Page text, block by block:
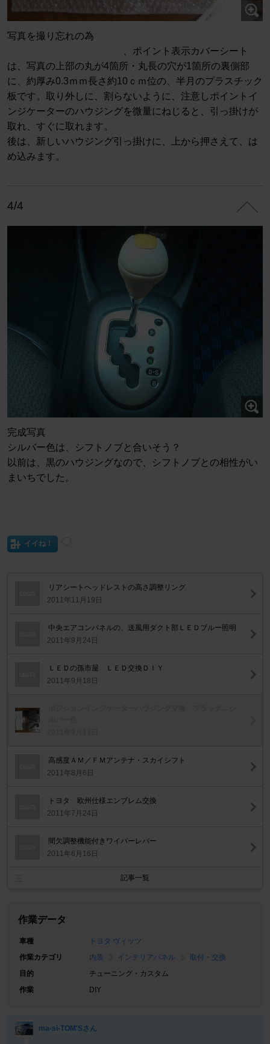
写真を撮り忘れの為
、ポイント表示カバーシート
は、写真の上部の丸が4箇所・丸長の穴が1箇所の裏側部
に、約厚み0.3ｍｍ長さ約10ｃｍ位の、半月のプラスチック
板です。取り外しに、割らないように、注意しポイントイ
ンジケーターのハウジングを微量にねじると、引っ掛けが
取れ、すぐに取れます。
後は、新しいハウジング引っ掛けに、上から押さえて、は
め込みます。
4/4
完成写真
シルバー色は、シフトノブと合いそう？
以前は、黒のハウジングなので、シフトノブとの相性がい
まいちでした。
イイね！
リアシートヘッドレストの高さ調整リング
2011年11月19日
中央エアコンパネルの、送風用ダクト部ＬＥＤブルー照明
2011年9月24日
ＬＥＤの孫市屋 ＬＥＤ交換ＤＩＹ
2011年9月18日
高感度ＡＭ／ＦＭアンテナ・スカイシフト
2011年8月6日
トヨタ 欧州仕様エンブレム交換
2011年7月24日
間欠調整機能付きワイパーレバー
2011年6月16日
記事一覧
作業データ
車種
トヨタ ヴィッツ
作業カテゴリ
内装 インテリアパネル
取付・交換
目的
チューニング・カスタム
作業
DIY
ma-si-TOM'Sさん